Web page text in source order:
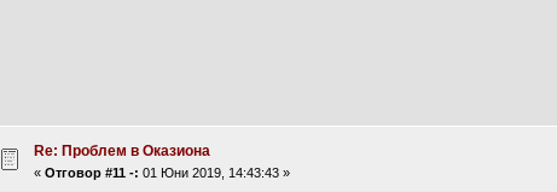
Re: Проблем в Оказиона
« Отговор #11 -: 01 Юни 2019, 14:43:43 »